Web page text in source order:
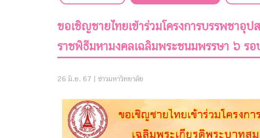
ขอเชิญชายไทยเข้าร่วมโครงการบรรพชาอุ
ราชพิธีมหามงคลเฉลิมพระชนมพรรษา ๖ รอ
26 มิ.ย. 67 | ข่าวมหาวิทยาลัย